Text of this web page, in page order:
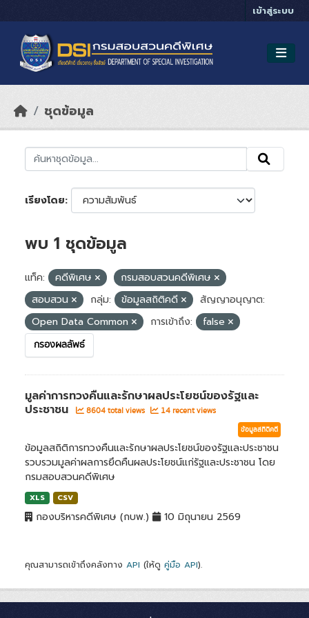
เข้าสู่ระบบ
ชุดข้อมูล
เรียงโดย
พบ 1 ชุดข้อมูล
แท็ค: คดีพิเศษ
กรมสอบสวนคดีพิเศษ
สอบสวน
กลุ่ม: ข้อมูลสถิติคดี
สัญญาอนุญาต:
Open Data Common
การเข้าถึง: false
กรองผลลัพธ์
มูลค่าการทวงคืนและรักษาผลประโยชน์ของรัฐและ
ประชาชน
8604 total views 14 recent views
ข้อมูลสถิติคดี
ข้อมูลสถิติการทวงคืนและรักษาผลประโยชน์ของรัฐและประชาชน
รวบรวมมูลค่าผลการยึดคืนผลประโยชน์แก่รัฐและประชาชน โดย
กรมสอบสวนคดีพิเศษ
XLS CSV
กองบริหารคดีพิเศษ (กบพ.) 10 มิถุนายน 2569
คุณสามารถเข้าถึงคลังทาง API (ให้ดู คู่มือ API).